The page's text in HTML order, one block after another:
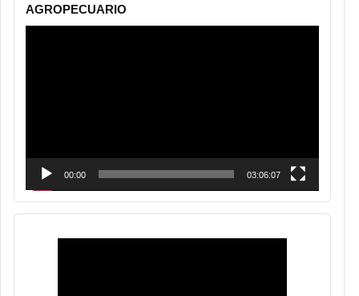
AGROPECUARIO
00:00 03:06:07